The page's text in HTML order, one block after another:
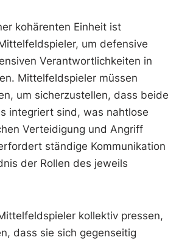
kohärenten Einheit ist
um defensive
Verantwortlichkeiten in
Mittelfeldspieler müssen
um sicherzustellen, dass beide
integriert sind, was nahtlose
Verteidigung und Angriff
ständige Kommunikation
der Rollen des jeweils
kollektiv pressen,
dass sie sich gegenseitig